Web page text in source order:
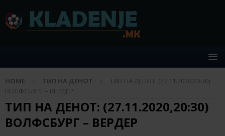
HOME ТИП НА ДЕНОТ
ТИП НА ДЕНОТ: (27.11.2020,20:30)
ВОЛФСБУРГ – ВЕРДЕР
ТИП НА ДЕНОТ: (27.11.2020,20:30)
ВОЛФСБУРГ – ВЕРДЕР